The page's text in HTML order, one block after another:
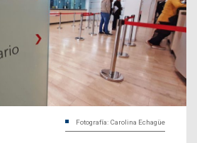
Fotografía: Carolina Echagüe